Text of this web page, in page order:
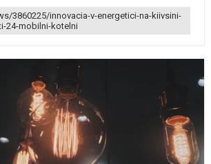
3860225/innovacia-v-energetici-na-kiivsini-
24-mobilni-kotelni